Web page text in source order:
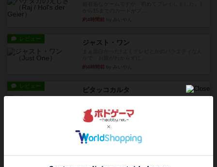
約4時間前
レビュー ジャスト・ワン
約4時間前
レビュー ピタッコカルタ
約4時間前 by みいやん
画像付き 充実
ベネボレンス女王は、忠実な臣民を称えるための